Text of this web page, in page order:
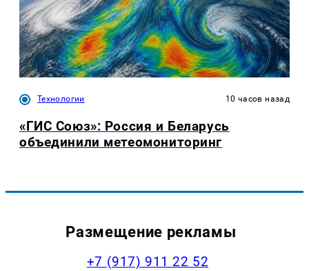
Технологии 10 часов назад
«ГИС Союз»: Россия и Беларусь
объединили метеомониторинг
Размещение рекламы
+7 (917) 911 22 52